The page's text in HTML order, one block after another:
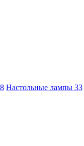
Настольные лампы 33